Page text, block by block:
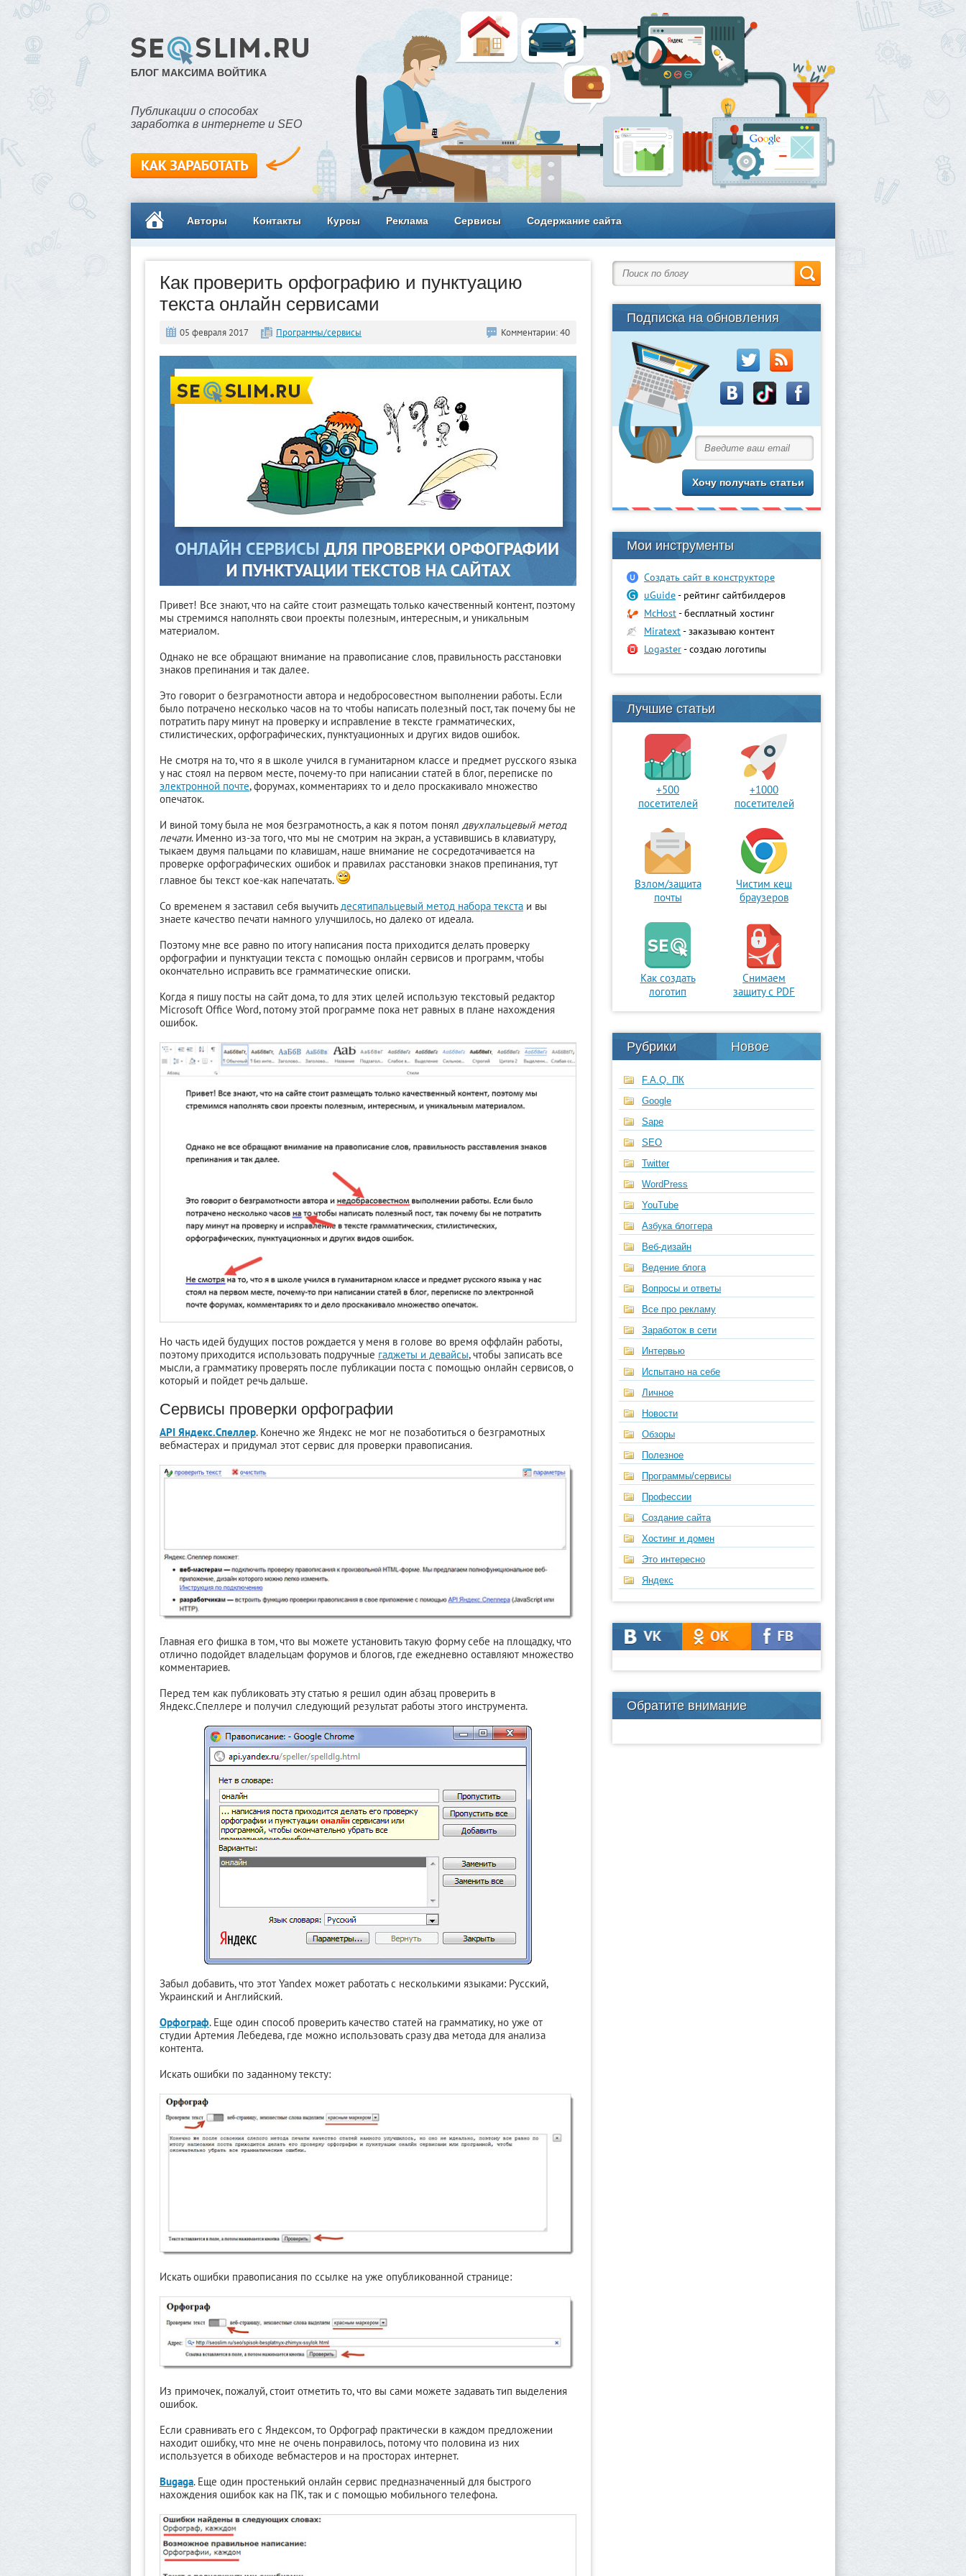
БЛОГ МАКСИМА ВОЙТИКА
Публикации о способах
заработка в интернете и SEO
Авторы Контакты Курсы Реклама Сервисы Содержание сайта
Как проверить орфографию и пунктуацию
текста онлайн сервисами
05 февраля 2017 Программы/сервисы Комментарии: 40
Привет! Все знают, что на сайте стоит размещать только качественный контент, поэтому
мы стремимся наполнять свои проекты полезным, интересным, и уникальным
материалом.
Однако не все обращают внимание на правописание слов, правильность расстановки
знаков препинания и так далее.
Это говорит о безграмотности автора и недобросовестном выполнении работы. Если
было потрачено несколько часов на то чтобы написать полезный пост, так почему бы не
потратить пару минут на проверку и исправление в тексте грамматических,
стилистических, орфографических, пунктуационных и других видов ошибок.
Не смотря на то, что я в школе учился в гуманитарном классе и предмет русского языка
у нас стоял на первом месте, почему-то при написании статей в блог, переписке по
электронной почте, форумах, комментариях то и дело проскакивало множество
опечаток.
И виной тому была не моя безграмотность, а как я потом понял двухпальцевый метод
печати. Именно из-за того, что мы не смотрим на экран, а уставившись в клавиатуру,
тыкаем двумя пальцами по клавишам, наше внимание не сосредотачивается на
проверке орфографических ошибок и правилах расстановки знаков препинания, тут
главное бы текст кое-как напечатать.
Со временем я заставил себя выучитьдесятипальцевый метод набора текста и вы
знаете качество печати намного улучшилось, но далеко от идеала.
Поэтому мне все равно по итогу написания поста приходится делать проверку
орфографии и пунктуации текста с помощью онлайн сервисов и программ, чтобы
окончательно исправить все грамматические описки.
Когда я пишу посты на сайт дома, то для этих целей использую текстовый редактор
Microsoft Office Word, потому этой программе пока нет равных в плане нахождения
ошибок.
Но часть идей будущих постов рождается у меня в голове во время оффлайн работы,
поэтому приходится использовать подручные гаджеты и девайсы, чтобы записать все
мысли, а грамматику проверять после публикации поста с помощью онлайн сервисов, о
который и пойдет речь дальше.
Сервисы проверки орфографии
API Яндекс.Спеллер. Конечно же Яндекс не мог не позаботиться о безграмотных
вебмастерах и придумал этот сервис для проверки правописания.
Главная его фишка в том, что вы можете установить такую форму себе на площадку, что
отлично подойдет владельцам форумов и блогов, где ежедневно оставляют множество
комментариев.
Перед тем как публиковать эту статью я решил один абзац проверить в
Яндекс.Спеллере и получил следующий результат работы этого инструмента.
Забыл добавить, что этот Yandex может работать с несколькими языками: Русский,
Украинский и Английский.
Орфограф. Еще один способ проверить качество статей на грамматику, но уже от
студии Артемия Лебедева, где можно использовать сразу два метода для анализа
контента.
Искать ошибки по заданному тексту:
Искать ошибки правописания по ссылке на уже опубликованной странице:
Из примочек, пожалуй, стоит отметить то, что вы сами можете задавать тип выделения
ошибок.
Если сравнивать его с Яндексом, то Орфограф практически в каждом предложении
находит ошибку, что мне не очень понравилось, потому что половина из них
используется в обиходе вебмастеров и на просторах интернет.
Bugaga. Еще один простенький онлайн сервис предназначенный для быстрого
нахождения ошибок как на ПК, так и с помощью мобильного телефона.
Подписка на обновления
Мои инструменты
Создать сайт в конструкторе
uGuidе- рейтинг сайтбилдеров
McHost- бесплатный хостинг
Miratext- заказываю контент
Logaster- создаю логотипы
Лучшие статьи
+500
посетителей
+1000
посетителей
Взлом/защита
почты
Чистим кеш
браузеров
Как создать
логотип
Снимаем
защиту с PDF
Рубрики Новое
F.A.Q. ПК
Google
Sape
SEO
Twitter
WordPress
YouTube
Азбука блоггера
Веб-дизайн
Ведение блога
Вопросы и ответы
Все про рекламу
Заработок в сети
Интервью
Испытано на себе
Личное
Новости
Обзоры
Полезное
Программы/сервисы
Профессии
Создание сайта
Хостинг и домен
Это интересно
Яндекс
Обратите внимание